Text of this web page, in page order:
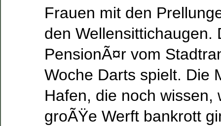
Frauen mit den
den Wellensittichaugen.
PensionÃ¤r vom
Woche Darts spielt. Die
Hafen, die noch wissen,
groÃŸe Werft bankrott